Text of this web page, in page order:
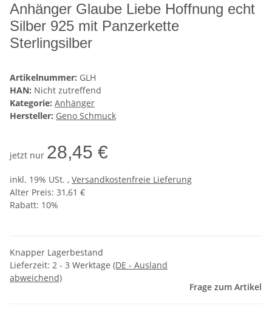
Anhänger Glaube Liebe Hoffnung echt
Silber 925 mit Panzerkette
Sterlingsilber
Artikelnummer: GLH
HAN: Nicht zutreffend
Kategorie: Anhänger
Hersteller: Geno Schmuck
jetzt nur 28,45 €
inkl. 19% USt. , Versandkostenfreie Lieferung
Alter Preis: 31,61 €
Rabatt: 10%
Knapper Lagerbestand
Lieferzeit: 2 - 3 Werktage (DE - Ausland
abweichend)
Frage zum Artikel